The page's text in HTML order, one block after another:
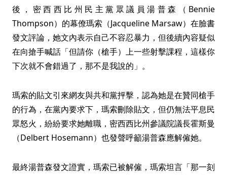
後，密西西比州民主黨眾議員湯普森（Bennie
Thompson）的幕僚瑪索（Jacqueline Marsaw）在臉書
發文評論，她文內表示自己不容忍暴力，但後續內容疑似
在向搶手喊話「但請你（槍手）上一些射擊課程，這樣你
下次就不會錯過了，那不是我說的」。
瑪索的貼文引來網友與共和黨抨擊，認為她是在贊同槍手
的行為，在黨內要求下，瑪索刪除貼文，但仍無法平息民
眾怒火，紛紛要求她離職，密西西比州參議院議長霍斯曼
（Delbert Hosemann）也發聲呼籲湯普森應解僱她。
最終湯普森發文證實，瑪索已被解僱，瑪索坦言「那一刻